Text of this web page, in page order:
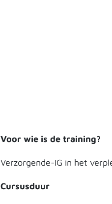
Voor wie is de training?
Verzorgende-IG in het
Cursusduur